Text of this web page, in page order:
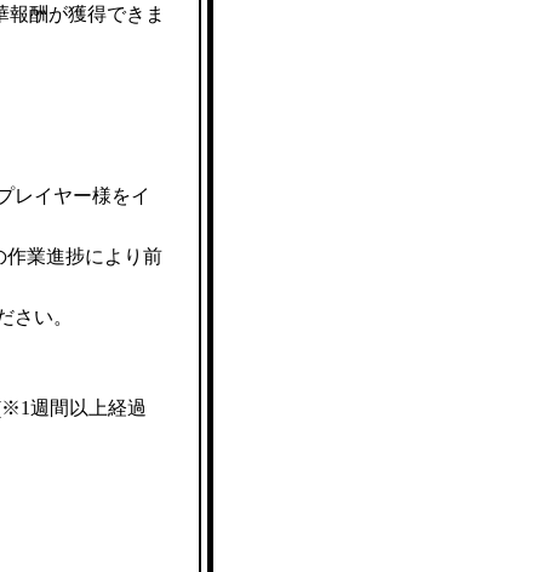
報酬が獲得できま
レイヤー様をイ
業進捗により前
さい。
週間以上経過